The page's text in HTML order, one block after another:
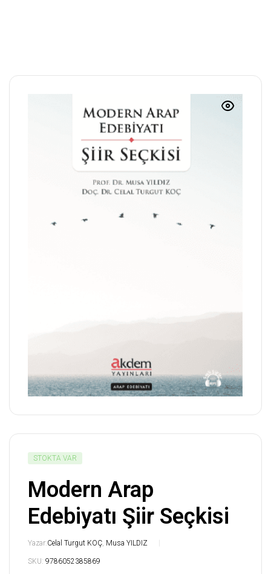
STOKTA VAR
Modern Arap
Edebiyatı Şiir Seçkisi
Yazar:Celal Turgut KOÇ, Musa YILDIZ
SKU: 9786052385869